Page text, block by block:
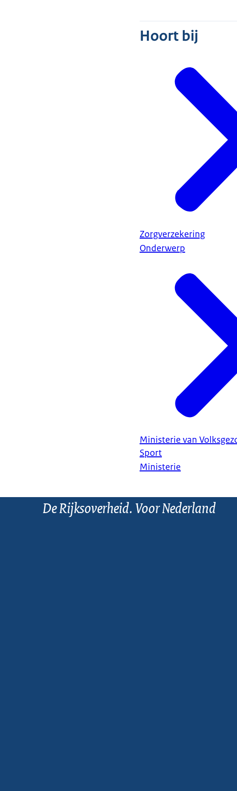
Hoort bij
Zorgverzekering
Onderwerp
Ministerie van
Sport
Ministerie
De Rijksoverheid. Voor Nederland